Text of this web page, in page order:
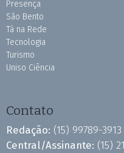
Presença
São Bento
Tá na Rede
Tecnologia
Turismo
Uniso Ciência
Contato
Redação: (15) 99789-3913
Central/Assinante: (15)